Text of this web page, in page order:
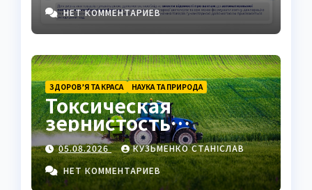
НЕТ КОММЕНТАРИЕВ
ЗДОРОВ’Я ТА КРАСА НАУКА ТА ПРИРОДА
Токсическая
зернистость
нейтрофилов —
важный маркер
воспаления
05.08.2026
КУЗЬМЕНКО СТАНІСЛАВ
НЕТ КОММЕНТАРИЕВ